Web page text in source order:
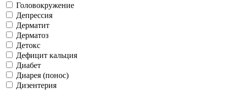
Головокружение
Депрессия
Дерматит
Дерматоз
Детокс
Дефицит кальция
Диабет
Диарея (понос)
Дизентерия